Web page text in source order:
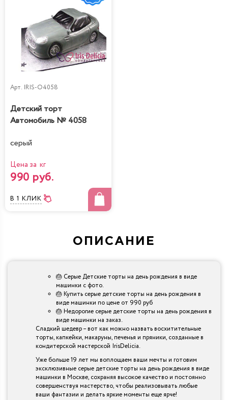
Арт. IRIS-O4058
Детский торт
Автомобиль № 4058
серый
Цена за кг
990 руб.
В 1 КЛИК
ОПИСАНИЕ
🎂 Серые Детские торты на день рождения в виде
машинки с фото.
🎂 Купить серые детские торты на день рождения в
виде машинки по цене от 990 руб
🎂 Недорогие серые детские торты на день рождения в
виде машинки на заказ.
Сладкий шедевр – вот как можно назвать восхитительные
торты, капкейки, макаруны, печенья и пряники, созданные в
кондитерской мастерской IrisDelicia.
Уже больше 19 лет мы воплощаем ваши мечты и готовим
эксклюзивные серые детские торты на день рождения в виде
машинки в Москве, сохраняя высокое качество и постоянно
совершенствуя мастерство, чтобы реализовывать любые
ваши фантазии и делать яркие моменты еще ярче!